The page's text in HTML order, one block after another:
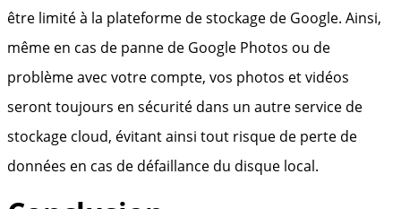
être limité à la plateforme de stockage de Google. Ainsi,
même en cas de panne de Google Photos ou de
problème avec votre compte, vos photos et vidéos
seront toujours en sécurité dans un autre service de
stockage cloud, évitant ainsi tout risque de perte de
données en cas de défaillance du disque local.